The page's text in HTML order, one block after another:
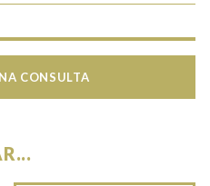
CONSULTA